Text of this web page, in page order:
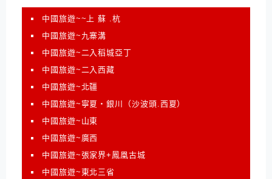
中國旅遊~~上 蘇 .杭
中國旅遊~九寨溝
中國旅遊~二入稻城亞丁
中國旅遊~二入西藏
中國旅遊~北疆
中國旅遊~寧夏‧銀川（沙波頭.西夏）
中國旅遊~山東
中國旅遊~廣西
中國旅遊~張家界+鳳凰古城
中國旅遊~東北三省